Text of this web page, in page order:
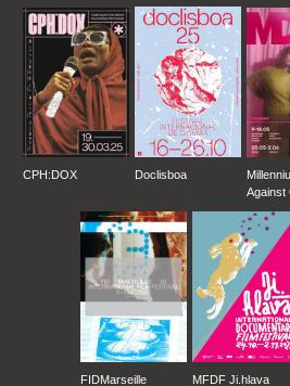
CPH:DOX Doclisboa
Against
FIDMarseille MFDF Ji.hlava